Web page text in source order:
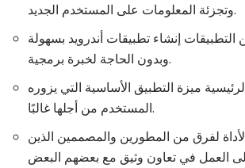
وتجزئة المعلومات على المستخدم الجديد.
التطبيقات إنشاء تطبيقات أندرويد بسهولة
وبدون الحاجة لخبرة برمجية.
ميزة التطبيق الأساسية التي يزوره
المستخدم من أجلها غالبًا.
لفرق من المطورين والمصممين الذين